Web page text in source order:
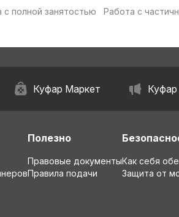
с полной занятостью Работа с
Куфар Маркет
Полезно
Правовые документы
Правила подачи
Как себя
Защита от